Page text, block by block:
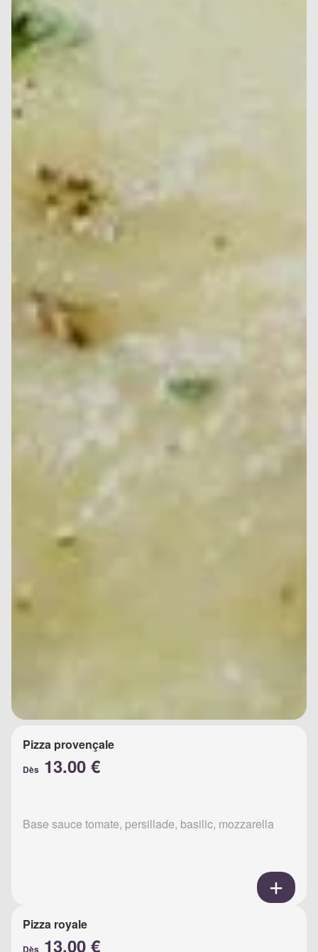
Pizza provençale
Dès 13.00 €
Base sauce tomate, persillade, basilic, mozzarella
Pizza royale
Dès 13.00 €